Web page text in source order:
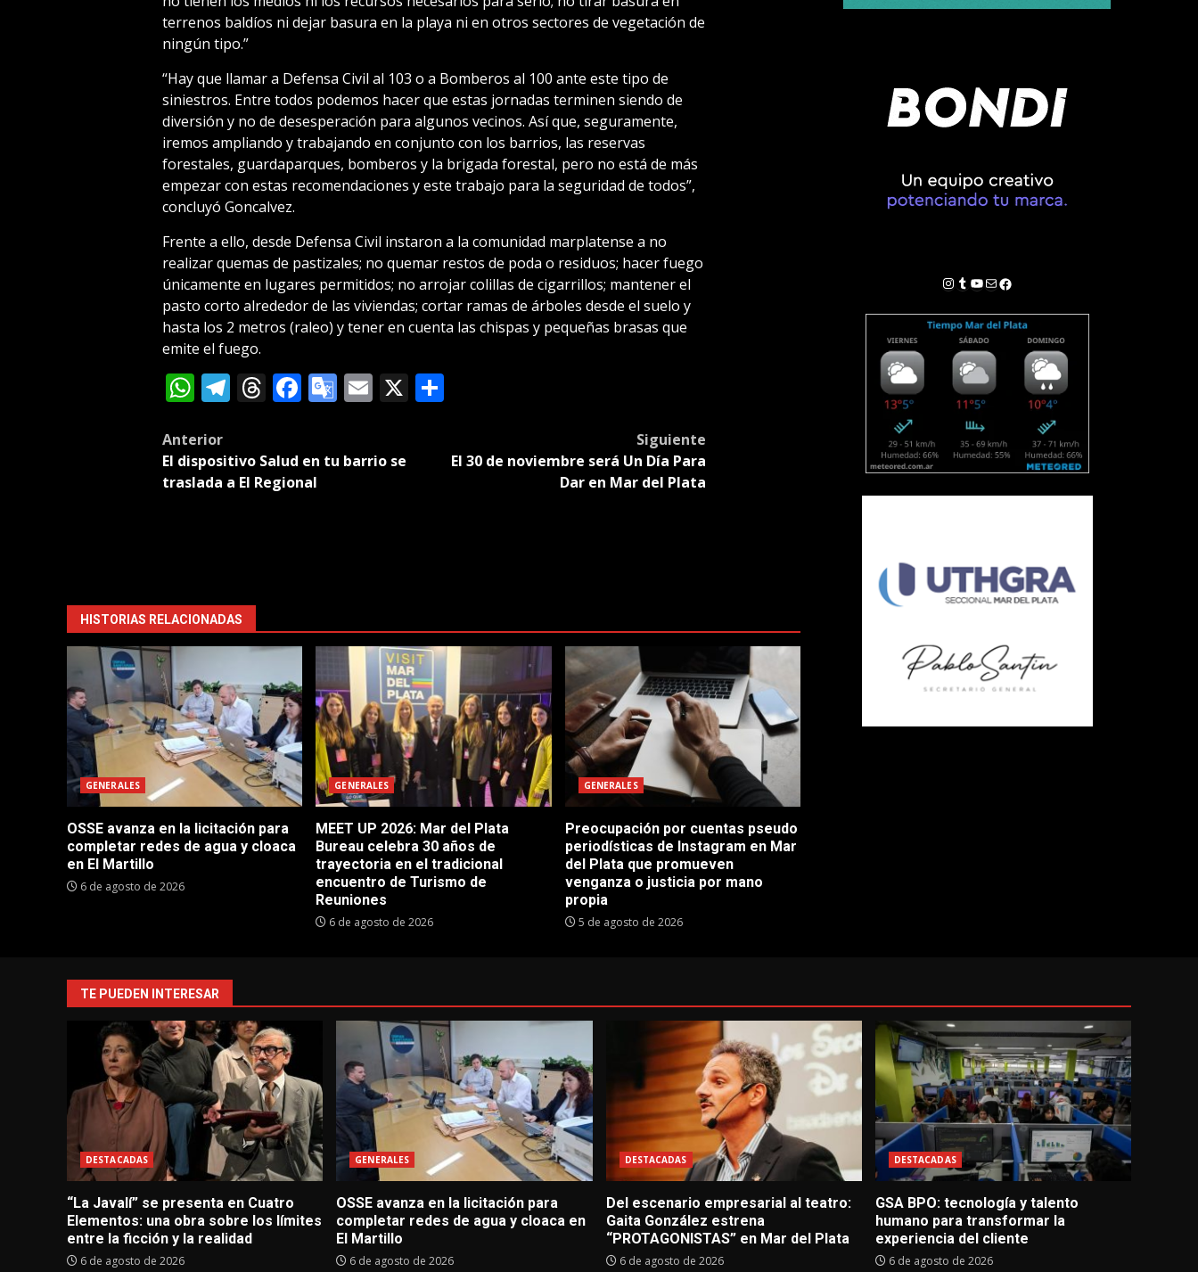
terrenos baldíos ni dejar basura en la playa ni en otros sectores de vegetación de
ningún tipo.”
“Hay que llamar a Defensa Civil al 103 o a Bomberos al 100 ante este tipo de
siniestros. Entre todos podemos hacer que estas jornadas terminen siendo de
diversión y no de desesperación para algunos vecinos. Así que, seguramente,
iremos ampliando y trabajando en conjunto con los barrios, las reservas
forestales, guardaparques, bomberos y la brigada forestal, pero no está de más
empezar con estas recomendaciones y este trabajo para la seguridad de todos”,
concluyó Goncalvez.
Frente a ello, desde Defensa Civil instaron a la comunidad marplatense a no
realizar quemas de pastizales; no quemar restos de poda o residuos; hacer fuego
únicamente en lugares permitidos; no arrojar colillas de cigarrillos; mantener el
pasto corto alrededor de las viviendas; cortar ramas de árboles desde el suelo y
hasta los 2 metros (raleo) y tener en cuenta las chispas y pequeñas brasas que
emite el fuego.
WhatsApp
Telegram
Threads
Facebook
Google
Email
X Compartir
Post
navigation
Anterior
El dispositivo Salud en tu barrio se
traslada a El Regional
Siguiente
El 30 de noviembre será Un Día Para
Dar en Mar del Plata
HISTORIAS RELACIONADAS
GENERALES
OSSE avanza en la licitación para
completar redes de agua y cloaca
en El Martillo
6 de agosto de 2026
GENERALES
MEET UP 2026: Mar del Plata
Bureau celebra 30 años de
trayectoria en el tradicional
encuentro de Turismo de
Reuniones
6 de agosto de 2026
GENERALES
Preocupación por cuentas pseudo
periodísticas de Instagram en Mar
del Plata que promueven
venganza o justicia por mano
propia
5 de agosto de 2026
Instagram
Tumblr
YouTube
Correo electrónico
Facebook
TE PUEDEN INTERESAR
DESTACADAS
“La Javalí” se presenta en Cuatro
Elementos: una obra sobre los límites
entre la ficción y la realidad
6 de agosto de 2026
GENERALES
OSSE avanza en la licitación para
completar redes de agua y cloaca en
El Martillo
6 de agosto de 2026
DESTACADAS
Del escenario empresarial al teatro:
Gaita González estrena
“PROTAGONISTAS” en Mar del Plata
6 de agosto de 2026
DESTACADAS
GSA BPO: tecnología y talento
humano para transformar la
experiencia del cliente
6 de agosto de 2026